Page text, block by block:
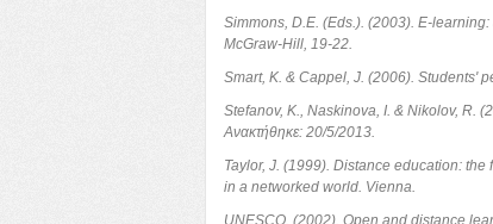
Simmons, D.E. (Eds.). (2003). E-
McGraw-Hill, 19-22.
Smart, K. & Cappel, J. (2006). Students'
Stefanov, K., Naskinova, I. & Nikolov, R.
Ανακτήθηκε: 20/5/2013.
Taylor, J. (1999). Distance education:
in a networked world. Vienna.
UNESCO. (2002). Open and distance